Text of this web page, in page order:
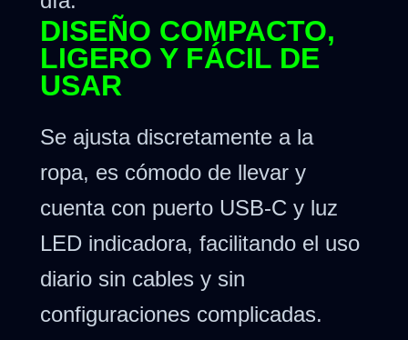
DISEÑO COMPACTO,
LIGERO Y FÁCIL DE
USAR
Se ajusta discretamente a la
ropa, es cómodo de llevar y
cuenta con puerto USB-C y luz
LED indicadora, facilitando el uso
diario sin cables y sin
configuraciones complicadas.